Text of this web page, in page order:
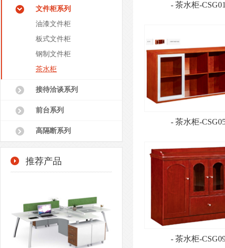
文件柜系列
油漆文件柜
板式文件柜
钢制文件柜
茶水柜
接待洽谈系列
前台系列
高隔断系列
推荐产品
- 茶水柜-
- 茶水柜-
- 茶水柜-